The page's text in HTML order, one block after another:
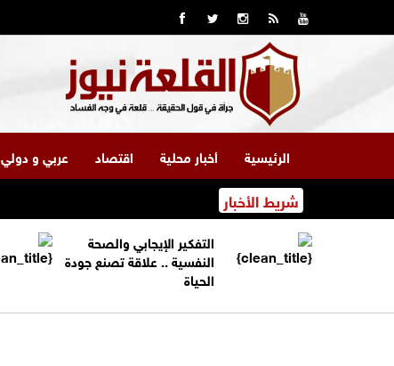
الرئيسية أخبار محلية اقتصاد عربي و دولي
شريط الأخبار
التفكير الإيجابي والصحة
النفسية .. علاقة تصنع جودة
الحياة